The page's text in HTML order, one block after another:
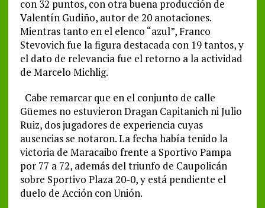
con 32 puntos, con otra buena producción de
Valentín Gudiño, autor de 20 anotaciones.
Mientras tanto en el elenco “azul”, Franco
Stevovich fue la figura destacada con 19 tantos, y
el dato de relevancia fue el retorno a la actividad
de Marcelo Michlig.
Cabe remarcar que en el conjunto de calle
Güemes no estuvieron Dragan Capitanich ni Julio
Ruiz, dos jugadores de experiencia cuyas
ausencias se notaron. La fecha había tenido la
victoria de Maracaibo frente a Sportivo Pampa
por 77 a 72, además del triunfo de Caupolicán
sobre Sportivo Plaza 20-0, y está pendiente el
duelo de Acción con Unión.